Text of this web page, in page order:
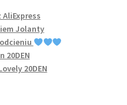
AliExpress
Jolanty
20DEN
20DEN